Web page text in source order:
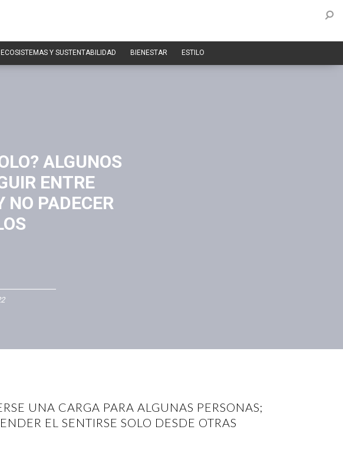
ECOSISTEMAS Y SUSTENTABILIDAD BIENESTAR ESTILO
ALGUNOS
ENTRE
NO PADECER
UNA CARGA PARA ALGUNAS PERSONAS;
EL SENTIRSE SOLO DESDE OTRAS